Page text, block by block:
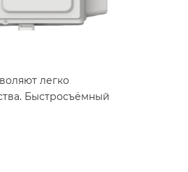
легко
Быстросъёмный